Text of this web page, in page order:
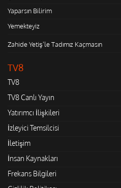
Yaparsın Bilirim
Yemekteyiz
Zahide Yetiş'le Tadımız Kaçmasın
TV8
TV8
TV8 Canlı Yayın
Yatırımcı İlişkileri
İzleyici Temsilcisi
İletişim
İnsan Kaynakları
Frekans Bilgileri